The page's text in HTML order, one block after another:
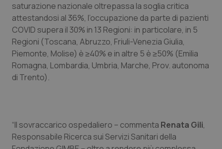
Quotidiano Chirurgia
Quotidiano Oncologia
Quotidiano Pediatria
Salute orale & impianti
Sangue & coagulazione
saturazione nazionale oltrepassa la soglia critica
attestandosi al 36%, l’occupazione da parte di pazienti
COVID supera il 30% in 13 Regioni: in particolare, in 5
Regioni (Toscana, Abruzzo, Friuli-Venezia Giulia,
Piemonte, Molise) è ≥40% e in altre 5 è ≥50% (Emilia
Romagna, Lombardia, Umbria, Marche, Prov. autonoma
di Trento).
“Il sovraccarico ospedaliero – commenta Renata Gili,
Responsabile Ricerca sui Servizi Sanitari della